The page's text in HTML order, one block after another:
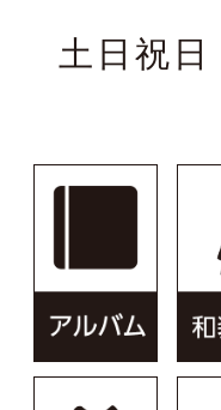
土日祝日